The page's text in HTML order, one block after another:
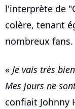
l'interprète de
colère, tenant
nombreux fans.
« Je vais très
Mes jours ne
confiait Johnny